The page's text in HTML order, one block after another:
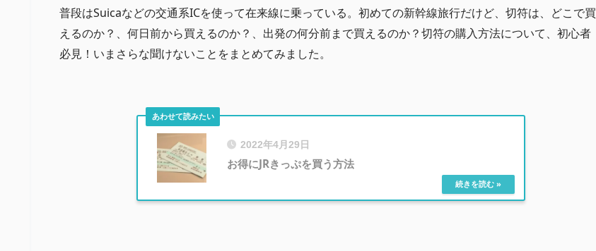
普段はSuicaなどの交通系ICを使って在来線に乗っている。初めての新幹線旅行だけど、切符は、どこで買
えるのか？、何日前から買えるのか？、出発の何分前まで買えるのか？切符の購入方法について、初心者
必見！いまさらな聞けないことをまとめてみました。
2022年4月29日
お得にJRきっぷを買う方法